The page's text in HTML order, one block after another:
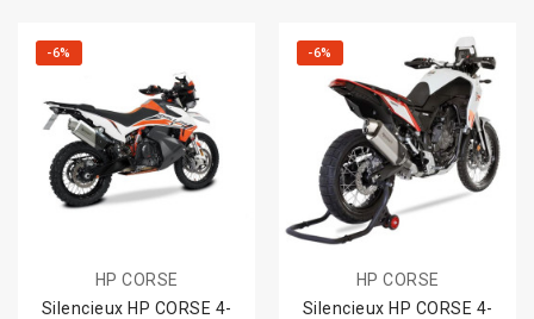
-6%
HP CORSE
Silencieux HP CORSE 4-
-6%
HP CORSE
Silencieux HP CORSE 4-